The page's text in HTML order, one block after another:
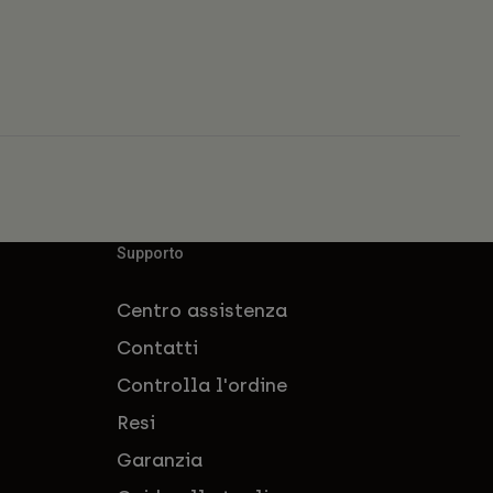
Supporto
Centro assistenza
Contatti
Controlla l'ordine
Resi
Garanzia